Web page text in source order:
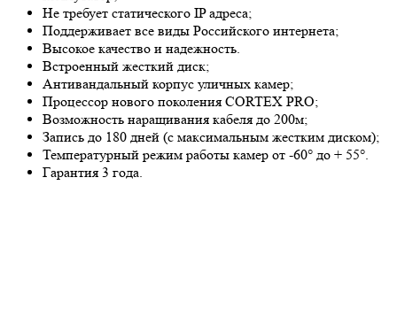
Не требует статического IP адреса;
Поддерживает все виды Российского интернета;
Высокое качество и надежность.
Встроенный жесткий диск;
Антивандальный корпус уличных камер;
Процессор нового поколения CORTEX PRO;
Возможность наращивания кабеля до 200м;
Запись до 180 дней (с максимальным жестким диском);
Температурный режим работы камер от -60° до + 55°.
Гарантия 3 года.